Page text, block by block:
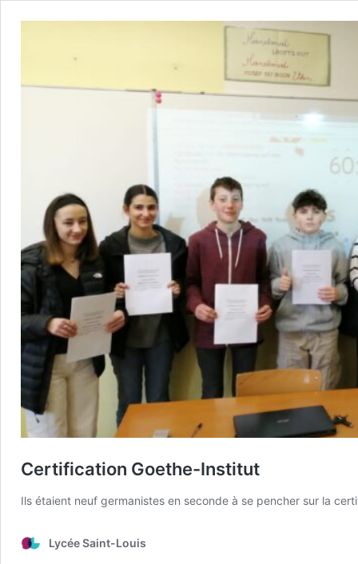
Certification Goethe-Institut
Ils étaient neuf germanistes en seconde à se pencher sur la
Lycée Saint-Louis